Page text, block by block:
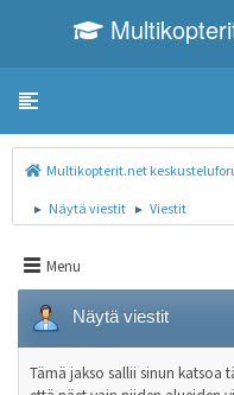
Toggle navigation
Multikopterit.net
► Näytä viestit ► Viestit
Menu
Näytä viestit
Tämä jakso sallii sinun katsoa